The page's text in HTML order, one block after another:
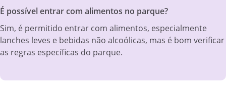
É possível entrar com alimentos no parque?
Sim, é permitido entrar com alimentos, especialmente
lanches leves e bebidas não alcoólicas, mas é bom verificar
as regras específicas do parque.